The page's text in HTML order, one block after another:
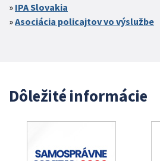
IPA Slovakia
Asociácia policajtov vo výslužbe
Dôležité informácie